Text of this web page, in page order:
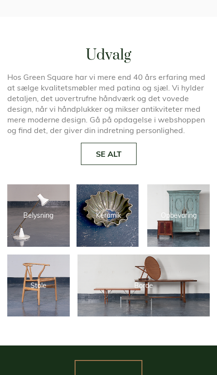
Belysning Keramik Opbevaring
Stole Borde
Udvalg
Hos Green Square har vi mere end 40 års erfaring med
at sælge kvalitetsmøbler med patina og sjæl. Vi hylder
detaljen, det uovertrufne håndværk og det vovede
design, når vi håndplukker og mikser antikviteter med
mere moderne design. Gå på opdagelse i webshoppen
og find det, der giver din indretning personlighed.
SE ALT